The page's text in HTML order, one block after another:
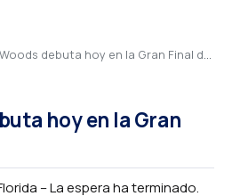
debuta hoy en la Gran Final de la TGL
hoy en la Gran
Florida – La espera ha terminado.